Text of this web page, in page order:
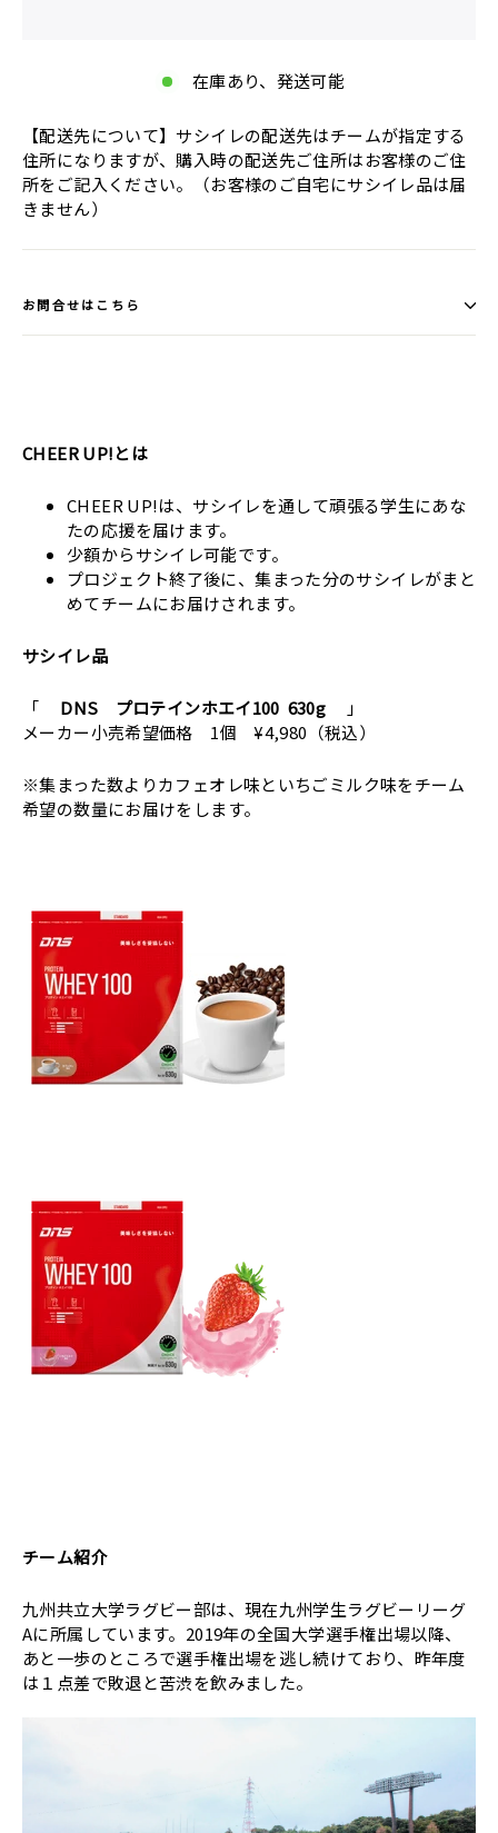
在庫あり、発送可能
【配送先について】サシイレの配送先はチームが指定する
住所になりますが、購入時の配送先ご住所はお客様のご住
所をご記入ください。（お客様のご自宅にサシイレ品は届
きません）
お問合せはこちら
CHEER UP!とは
CHEER UP!は、サシイレを通して頑張る学生にあな
たの応援を届けます。
少額からサシイレ可能です。
プロジェクト終了後に、集まった分のサシイレがまと
めてチームにお届けされます。
サシイレ品
「 DNS プロテインホエイ100 630g
」
メーカー小売希望価格 1個 ¥4,980（税込）
※集まった数よりカフェオレ味といちごミルク味をチーム
希望の数量にお届けをします。
チーム紹介
九州共立大学ラグビー部は、現在九州学生ラグビーリーグ
Aに所属しています。2019年の全国大学選手権出場以降、
あと一歩のところで選手権出場を逃し続けており、昨年度
は１点差で敗退と苦渋を飲みました。